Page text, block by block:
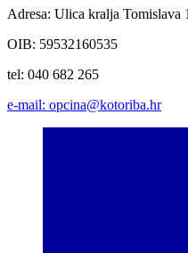
Adresa: Ulica kralja Tomislava
OIB: 59532160535
tel: 040 682 265
e-mail: opcina@kotoriba.hr